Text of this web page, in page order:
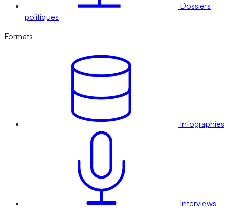
Dossiers
politiques
Formats
Infographies
Interviews